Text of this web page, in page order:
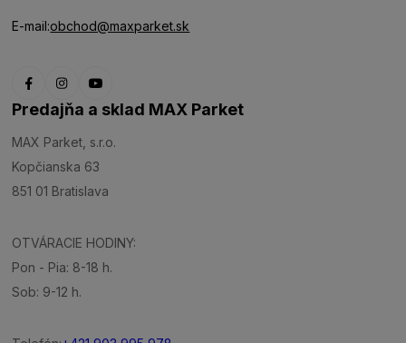
E-mail:obchod@maxparket.sk
Predajňa a sklad MAX Parket
MAX Parket, s.r.o.
Kopčianska 63
851 01 Bratislava
OTVÁRACIE HODINY:
Pon - Pia: 8-18 h.
Sob: 9-12 h.